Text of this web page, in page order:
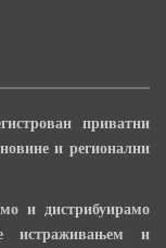
приватни
и регионални
и дистрибуирамо
истраживањем и